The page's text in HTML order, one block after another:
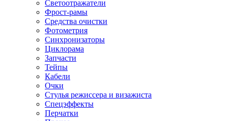
Светоотражатели
Фрост-рамы
Средства очистки
Фотометрия
Синхронизаторы
Циклорама
Запчасти
Тейпы
Кабели
Очки
Стулья режиссера и визажиста
Спецэффекты
Перчатки